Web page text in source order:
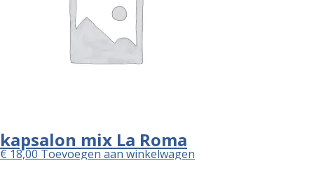
kapsalon mix La Roma
€18,00Toevoegen aan winkelwagen